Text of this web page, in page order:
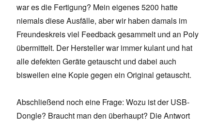
war es die Fertigung? Mein eigenes 5200 hatte
niemals diese Ausfälle, aber wir haben damals im
Freundeskreis viel Feedback gesammelt und an Poly
übermittelt. Der Hersteller war immer kulant und hat
alle defekten Geräte getauscht und dabei auch
bisweilen eine Kopie gegen ein Original getauscht.
Abschließend noch eine Frage: Wozu ist der USB-
Dongle? Braucht man den überhaupt? Die Antwort